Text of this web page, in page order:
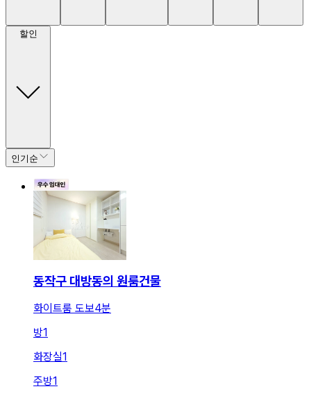
할인
인기순
동작구 대방동의 원룸건물
화이트룸 도보4분
방1
화장실1
주방1